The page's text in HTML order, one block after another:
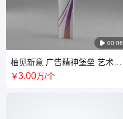
 00:06
柚见新意 广告精神堡垒 艺术雕
塑 大型单体标识标牌 户外广 告
￥3.00万/个